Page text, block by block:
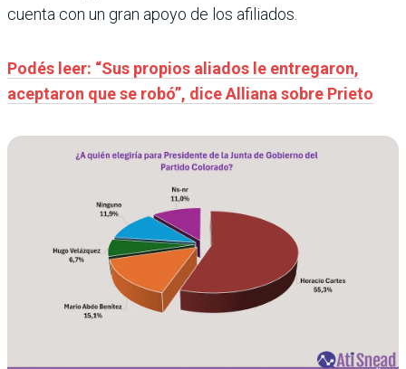
cuenta con un gran apoyo de los afiliados.
Podés leer: “Sus propios aliados le entregaron,
aceptaron que se robó”, dice Alliana sobre Prieto